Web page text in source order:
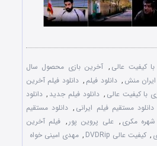
کیفیت عالی , آخرین بازی محصول سال
ایران منش , دانلود فیلم , دانلود فیلم آخرین
با کیفیت عالی , دانلود فیلم جدید , دانلود
دانلود مستقیم فیلم ایرانی , دانلود مستقیم
شهره مکری , علی پروین پور , فیلم آخرین
, کیفیت عالی DVDRip , مهدی امینی خواه